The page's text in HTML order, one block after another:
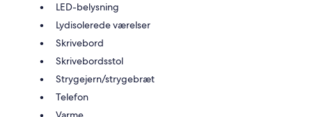
LED-belysning
Lydisolerede værelser
Skrivebord
Skrivebordsstol
Strygejern/strygebræt
Telefon